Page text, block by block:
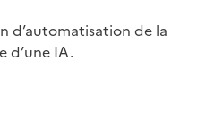
d’automatisation de la
d’une IA.